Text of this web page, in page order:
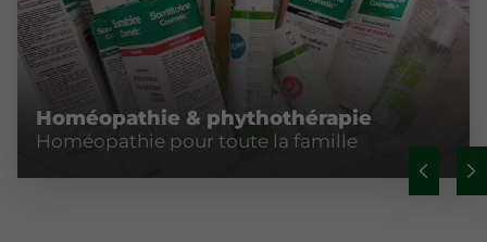
Homéopathie & phythothérapie
Homéopathie pour toute la famille